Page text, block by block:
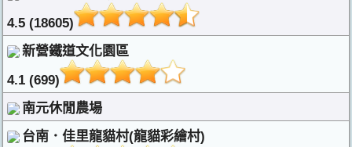
4.5 (18605)
新營鐵道文化園區
4.1 (699)
南元休閒農場
台南．佳里龍貓村(龍貓彩繪村)